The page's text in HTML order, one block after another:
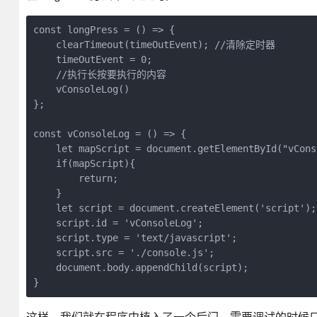
const longPress = () => {
    clearTimeout(timeOutEvent); //清除定时器
    timeOutEvent = 0;
    //执行长按要执行的内容
    vConsoleLog()
};
const vConsoleLog = () => {
let mapScript =
    if(mapScript){
        return;
    }
    let script = document.createElement('script');
    script.id = 'vConsoleLog';
    script.type = 'text/javascript';
    script.src = './console.js';
    document.body.appendChild(script);
}